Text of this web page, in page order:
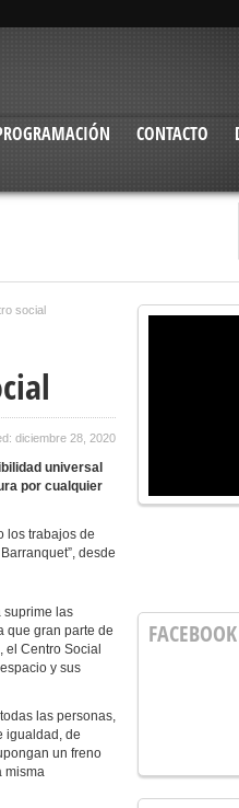
CONTACTO
social
diciembre 28, 2020
universal
por cualquier
los trabajos de
desde
suprime las
que gran parte de
Centro Social
y sus
las personas,
igualdad, de
un freno
misma
FACEBOOK